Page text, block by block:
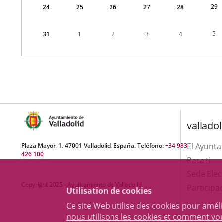
Utilisation de cookies
Ce site Web utilise des cookies pour
nous utilisons les cookies et comment
24 25 26 27 28 29
31 1 2 3 4 5
Plaza Mayor, 1. 47001 Valladolid, España. Teléfono:+34 983
426 100
Copyright 2025 - Ayuntamiento de Valladolid
El
Para ti